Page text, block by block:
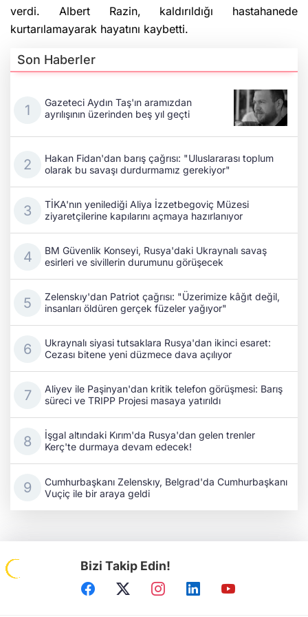
verdi. Albert Razin, kaldırıldığı hastahanede
kurtarılamayarak hayatını kaybetti.
Son Haberler
Gazeteci Aydın Taş'ın aramızdan
ayrılışının üzerinden beş yıl geçti
Hakan Fidan'dan barış çağrısı: "Uluslararası toplum
olarak bu savaşı durdurmamız gerekiyor"
TİKA'nın yenilediği Aliya İzzetbegoviç Müzesi
ziyaretçilerine kapılarını açmaya hazırlanıyor
BM Güvenlik Konseyi, Rusya'daki Ukraynalı savaş
esirleri ve sivillerin durumunu görüşecek
Zelenskıy'dan Patriot çağrısı: "Üzerimize kâğıt değil,
insanları öldüren gerçek füzeler yağıyor"
Ukraynalı siyasi tutsaklara Rusya'dan ikinci esaret:
Cezası bitene yeni düzmece dava açılıyor
Aliyev ile Paşinyan'dan kritik telefon görüşmesi: Barış
süreci ve TRIPP Projesi masaya yatırıldı
İşgal altındaki Kırım'da Rusya'dan gelen trenler
Kerç'te durmaya devam edecek!
Cumhurbaşkanı Zelenskıy, Belgrad'da Cumhurbaşkanı
Vuçiç ile bir araya geldi
Bizi Takip Edin!